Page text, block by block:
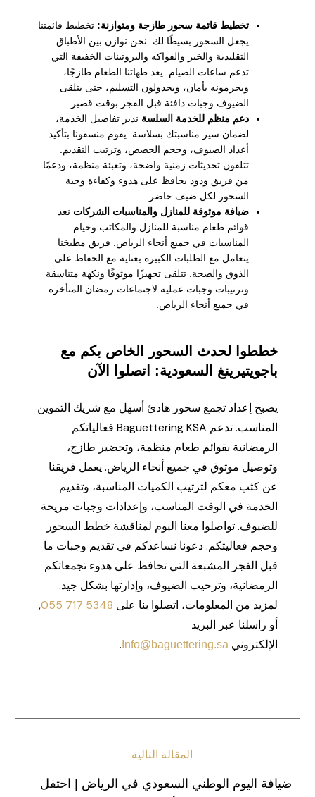
تخطيط قائمة سحور طازجة ومتوازنة: تخطيط قائمتنا
يجعل السحور بسيطًا لك. نحن نوازن بين الأطباق
التقليدية والخبز والفواكه والبروتينات الخفيفة التي
تدعم ساعات الصيام. يعد طهاتنا الطعام طازجًا،
ويحزمونه بأمان، ويجدولون التسليم، حتى يتلقى
الضيوف وجبات دافئة قبل الفجر بوقت قصير.
دعم منظم للخدمة السلسة ندير تفاصيل الخدمة،
لضمان سير مناسبتك بسلاسة. يقوم منسقونا بتأكيد
أعداد الضيوف، وحجم الحصص، وترتيب التقديم.
تتلقون تحديثات زمنية واضحة، وتعبئة منظمة، ودعمًا
من فريق ودود يحافظ على هدوء وكفاءة وجبة
السحور لكل ضيف حاضر.
ضيافة موثوقة للمنازل والمناسبات الشركات نعد
قوائم طعام مناسبة للمنازل والمكاتب وخيام
المناسبات في جميع أنحاء الرياض. فريق مطبخنا
يتعامل مع الطلبات الكبيرة بعناية مع الحفاظ على
الذوق والصحة. تتلقى تجهيزًا موثوقًا ونكهة متناسقة
وترتيبات وجبات عملية لاجتماعات رمضان المتأخرة
في جميع أنحاء الرياض.
خططوا لحدث السحور الخاص بكم مع
باجويتيرينغ السعودية: اتصلوا الآن
يصبح إعداد تجمع سحور هادئ أسهل مع شريك التموين
المناسب. تدعم Baguettering KSA فعالياتكم
الرمضانية بقوائم طعام منظمة، وتحضير طازج،
وتوصيل موثوق في جميع أنحاء الرياض. يعمل فريقنا
عن كثب معكم لترتيب الكميات المناسبة، وتقديم
الخدمة في الوقت المناسب، وإعدادات وجبات مريحة
للضيوف. تواصلوا معنا اليوم لمناقشة خطط السحور
وحجم فعاليتكم. دعونا نساعدكم في تقديم وجبات ما
قبل الفجر المشبعة التي تحافظ على هدوء تجمعاتكم
الرمضانية، وترحيب الضيوف، وإدارتها بشكل جيد.
لمزيد من المعلومات، اتصلوا بنا على 055 717 5348
,
أو راسلنا عبر البريد
الإلكتروني Info@baguettering.sa
.
المقالة التالية
ضيافة اليوم الوطني السعودي في الرياض | احتفل